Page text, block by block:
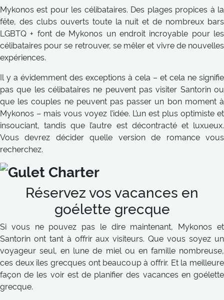
Mykonos est pour les célibataires. Des plages propices à la
fête, des clubs ouverts toute la nuit et de nombreux bars
LGBTQ + font de Mykonos un endroit incroyable pour les
célibataires pour se retrouver, se mêler et vivre de nouvelles
expériences.
Il y a évidemment des exceptions à cela – et cela ne signifie
pas que les célibataires ne peuvent pas visiter Santorin ou
que les couples ne peuvent pas passer un bon moment à
Mykonos – mais vous voyez l’idée. L’un est plus optimiste et
insouciant, tandis que l’autre est décontracté et luxueux.
Vous devrez décider quelle version de romance vous
recherchez.
Réservez vos vacances en
goélette grecque
Si vous ne pouvez pas le dire maintenant, Mykonos et
Santorin ont tant à offrir aux visiteurs. Que vous soyez un
voyageur seul, en lune de miel ou en famille nombreuse,
ces deux îles grecques ont beaucoup à offrir. Et la meilleure
façon de les voir est de planifier des vacances en goélette
grecque.